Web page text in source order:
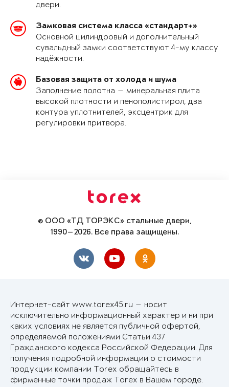
двери.
Замковая система класса «стандарт+»
Основной цилиндровый и дополнительный
сувальдный замки соответствуют 4-му классу
надёжности.
Базовая защита от холода и шума
Заполнение полотна — минеральная плита
высокой плотности и пенополистирол, два
контура уплотнителей, эксцентрик для
регулировки притвора.
© ООО «ТД ТОРЭКС» стальные двери,
1990—2026. Все права защищены.
Интернет-сайт www.torex45.ru — носит
исключительно информационный характер и ни при
каких условиях не является публичной офертой,
определяемой положениями Статьи 437
Гражданского кодекса Российской Федерации. Для
получения подробной информации о стоимости
продукции компании Torex обращайтесь в
фирменные точки продаж Torex в Вашем городе.